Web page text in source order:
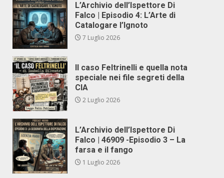
L’Archivio dell’Ispettore Di
Falco | Episodio 4: L’Arte di
Catalogare l’Ignoto
7 Luglio 2026
Il caso Feltrinelli e quella nota
speciale nei file segreti della
CIA
2 Luglio 2026
L’Archivio dell’Ispettore Di
Falco | 46909 -Episodio 3 – La
farsa e il fango
1 Luglio 2026